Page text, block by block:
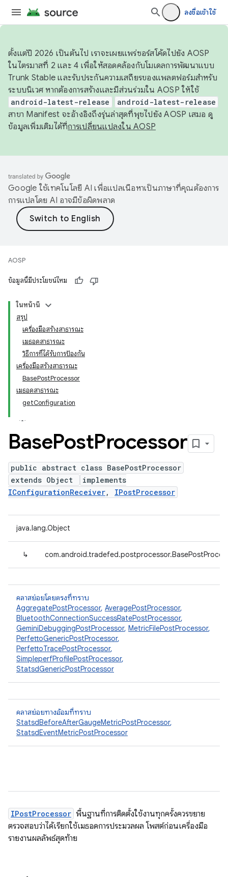
ลงชื่อเข้าใช้
ตั้งแต่ปี 2026 เป็นต้นไป เราจะเผยแพร่ซอร์สโค้ดไปยัง AOSP
ในไตรมาสที่ 2 และ 4 เพื่อให้สอดคล้องกับโมเดลการพัฒนาแบบ
Trunk Stable และรับประกันความเสถียรของแพลตฟอร์มสำหรับ
ระบบนิเวศ หากต้องการสร้างและมีส่วนร่วมใน AOSP ให้ใช้
android-latest-release android-latest-release
สาขา Manifest จะอ้างอิงถึงรุ่นล่าสุดที่พุชไปยัง AOSP เสมอ ดู
ข้อมูลเพิ่มเติมได้ที่การเปลี่ยนแปลงใน AOSP
Google ใช้เทคโนโลยี AI เพื่อแปลเนื้อหาเป็นภาษาที่คุณต้องการ
การแปลโดย AI อาจมีข้อผิดพลาด
AOSP
ข้อมูลนี้มีประโยชน์ไหม
ในหน้านี้
สรุป
เครื่องมือสร้างสาธารณะ
เมธอดสาธารณะ
วิธีการที่ได้รับการป้องกัน
เครื่องมือสร้างสาธารณะ
BasePostProcessor
เมธอดสาธารณะ
getConfiguration
BasePostProcessor
public abstract class BasePostProcessor
extends Object
implements
IConfigurationReceiver, IPostProcessor
java.lang.Object
↳
คลาสย่อยโดยตรงที่ทราบ
AggregatePostProcessor, AveragePostProcessor,
BluetoothConnectionSuccessRatePostProcessor,
GeminiDebuggingPostProcessor, MetricFilePostProcessor,
PerfettoGenericPostProcessor,
PerfettoTracePostProcessor,
SimpleperfProfilePostProcessor,
StatsdGenericPostProcessor
คลาสย่อยทางอ้อมที่ทราบ
StatsdBeforeAfterGaugeMetricPostProcessor,
StatsdEventMetricPostProcessor
IPostProcessor พื้นฐานที่การติดตั้งใช้งานทุกครั้งควรขยาย
ตรวจสอบว่าได้เรียกใช้เมธอดการประมวลผล โพสต์ก่อนเครื่องมือ
รายงานผลลัพธ์สุดท้าย